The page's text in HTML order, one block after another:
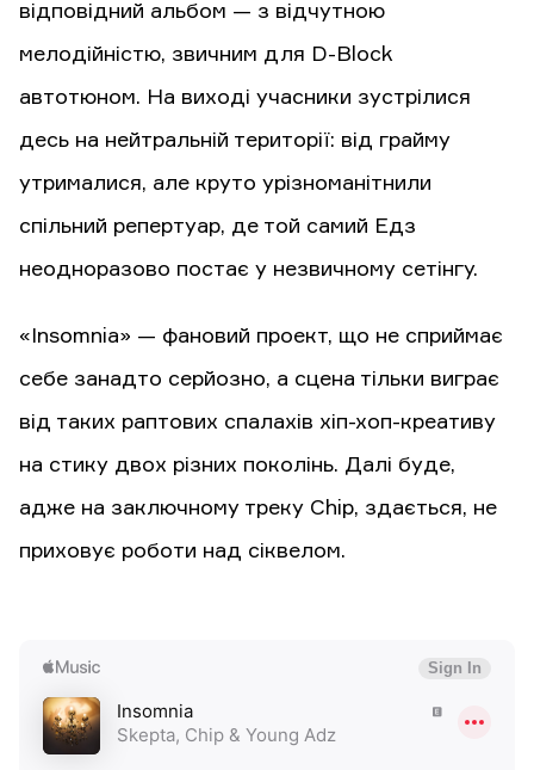
відповідний альбом — з відчутною
мелодійністю, звичним для D-Block
автотюном. На виході учасники зустрілися
десь на нейтральній території: від грайму
утрималися, але круто урізноманітнили
спільний репертуар, де той самий Едз
неодноразово постає у незвичному сетінгу.
«Insomnia» — фановий проект, що не сприймає
себе занадто серйозно, а сцена тільки виграє
від таких раптових спалахів хіп-хоп-креативу
на стику двох різних поколінь. Далі буде,
адже на заключному треку Chip, здається, не
приховує роботи над сіквелом.